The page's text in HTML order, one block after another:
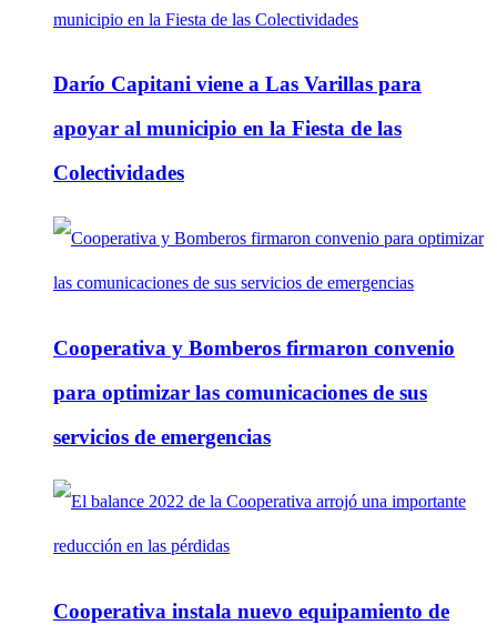
Darío Capitani viene a Las Varillas para
apoyar al municipio en la Fiesta de las
Colectividades
Cooperativa y Bomberos firmaron convenio
para optimizar las comunicaciones de sus
servicios de emergencias
Cooperativa instala nuevo equipamiento de